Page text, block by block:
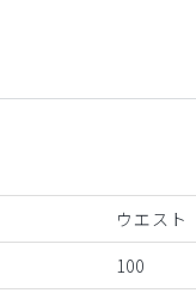
ウエスト
100